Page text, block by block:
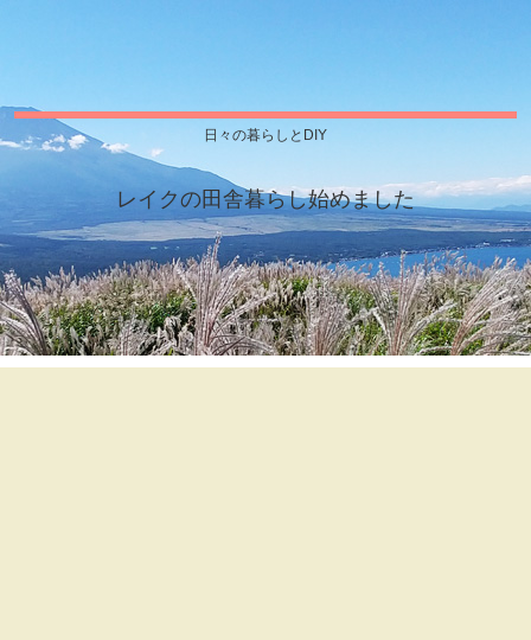
日々の暮らしとDIY
レイクの田舎暮らし始めました